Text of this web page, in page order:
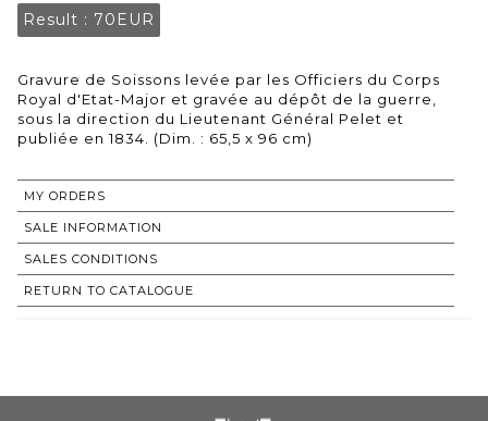
Result : 70EUR
Gravure de Soissons levée par les Officiers du Corps
Royal d'Etat-Major et gravée au dépôt de la guerre,
sous la direction du Lieutenant Général Pelet et
publiée en 1834. (Dim. : 65,5 x 96 cm)
MY ORDERS
SALE INFORMATION
SALES CONDITIONS
RETURN TO CATALOGUE